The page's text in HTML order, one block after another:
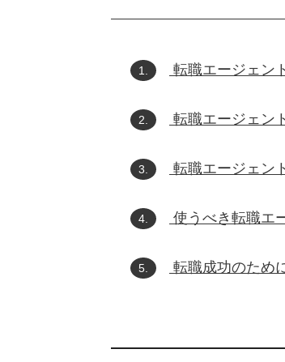
1. 転職エージェン
2. 転職エージェン
3. 転職エージェン
4. 使うべき転職エ
5. 転職成功のため